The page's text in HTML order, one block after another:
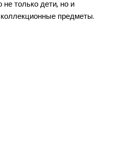
только дети, но и
предметы.